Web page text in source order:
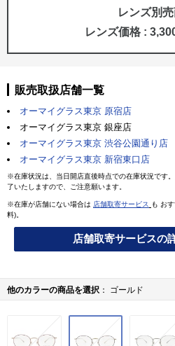
レンズ別
レンズ価格 :
販売取扱店舗一覧
オーマイグラス東京 原宿店
オーマイグラス東京 銀座店
オーマイグラス東京 渋谷公園通り店
オーマイグラス東京 新宿東口店
※在庫状況は、当日開店直後時点での在庫状況です
了いたしますので、ご注意願います。
※在庫が店舗にない場合は 店舗取寄サービス
も お
料)。
店舗取寄サービスの
他のカラーの商品を選択 ゴールド